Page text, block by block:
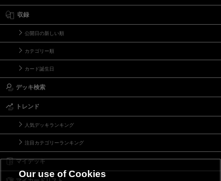
収録
公開日の新しい順
カテゴリー順
カード誕生日
デッキ検索
トレンド
人気デッキランキング
注目カテゴリーランキング
マイデッキ
Our use of Cookies